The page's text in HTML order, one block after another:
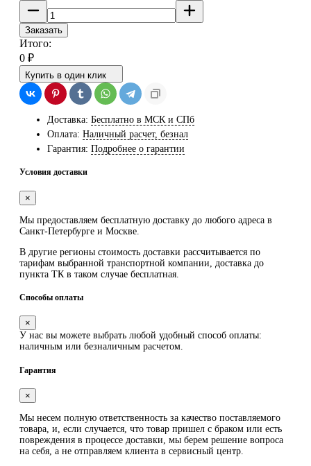
Заказать
Итого:
0 ₽
Купить в один клик
Доставка: Бесплатно в МСК и СПб
Оплата: Наличный расчет, безнал
Гарантия: Подробнее о гарантии
Условия доставки
×
Мы предоставляем бесплатную доставку до любого адреса в
Санкт-Петербурге и Москве.
В другие регионы стоимость доставки рассчитывается по
тарифам выбранной транспортной компании, доставка до
пункта ТК в таком случае бесплатная
Способы оплаты
×
У нас вы можете выбрать любой удобный способ оплаты:
наличным или безналичным расчетом.
Гарантия
×
Мы несем полную ответственность за качество поставляемого
товара, и, если случается, что товар пришел с браком или есть
повреждения в процессе доставки, мы берем решение вопроса
на себя, а не отправляем клиента в сервисный центр.